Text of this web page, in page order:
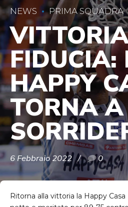
NEWS PRIMA SQUADRA
FIDUCIA:
HAPPY
TORNA A
6 Febbraio 2022 0
Ritorna alla vittoria la Happy